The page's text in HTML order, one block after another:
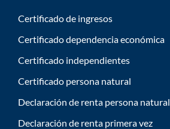
Certificado de ingresos
Certificado dependencia económica
Certificado independientes
Certificado persona natural
Declaración de renta persona natural
Declaración de renta primera vez